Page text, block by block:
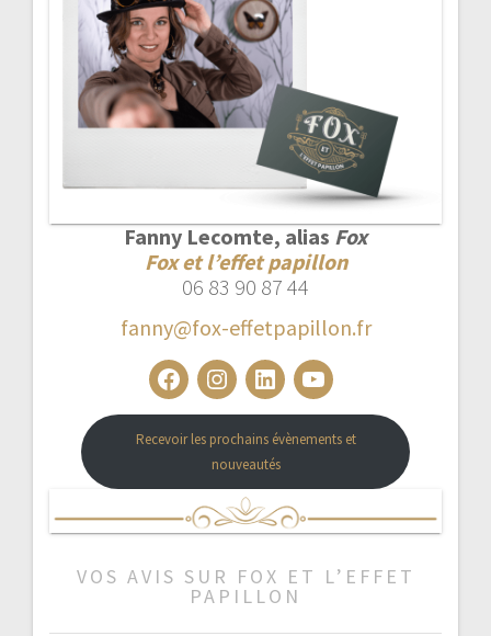
Fanny Lecomte, alias Fox
Fox et l’effet papillon
06 83 90 87 44
fanny@fox-effetpapillon.fr
Facebook Instagram LinkedIn YouTube
Recevoir les prochains évènements et
nouveautés
VOS AVIS SUR FOX ET L’EFFET
PAPILLON